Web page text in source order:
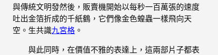
與傳統文明發然後，販賣機開始以每秒一百萬張的速度
吐出金箔折成的千紙鶴，它們像金色蝗蟲一樣飛向天
空。生共識九宮格 。
與此同時，在價值不雅的表達上，這兩部片子都表